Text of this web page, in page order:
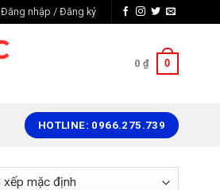
Đăng nhập / Đăng ký
0 ₫ 0
HOTLINE: 0966.275.739